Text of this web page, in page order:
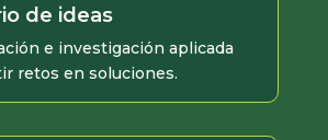
de ideas
e investigación aplicada
retos en soluciones.